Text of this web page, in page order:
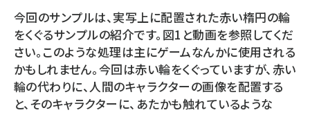
drupal (1947)
genai (1477)
abc123 (1352)
ai crunch (1348)
今回のサンプルは、実写上に配置された赤い楕円の輪
をくぐるサンプルの紹介です。図1と動画を参照してくだ
さい。このような処理は主にゲームなんかに使用される
かもしれません。今回は赤い輪をくぐっていますが、赤い
輪の代わりに、人間のキャラクターの画像を配置する
と、そのキャラクターに、あたかも触れているような